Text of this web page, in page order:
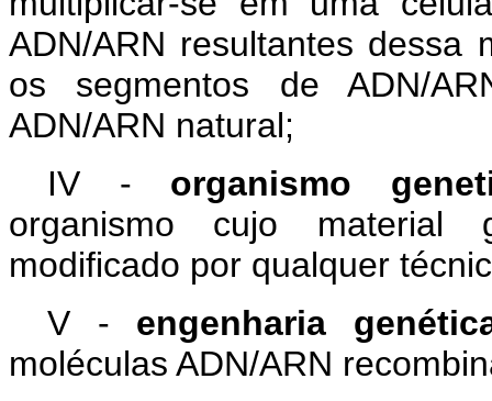
ADN/ARN resultantes dessa
os segmentos de ADN/
ADN/ARN natural;
IV - organismo
organismo cujo material
modificado por qualquer
V - engenharia
moléculas ADN/ARN